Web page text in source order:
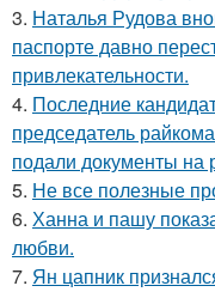
3. Наталья Рудова
паспорте давно
привлекательности.
4. Последние
председатель
подали документы на
5. Не все полезные
6. Ханна и пашу
любви.
7. Ян цапник